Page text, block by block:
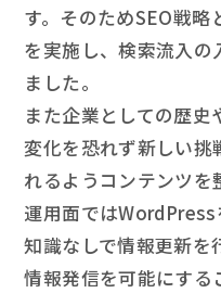
す。そのためSEO戦略
を実施し、検索流入の
ました。
また企業としての歴史
変化を恐れず新しい挑
れるようコンテンツを
運用面では
知識なしで情報更新を
情報発信を可能にする